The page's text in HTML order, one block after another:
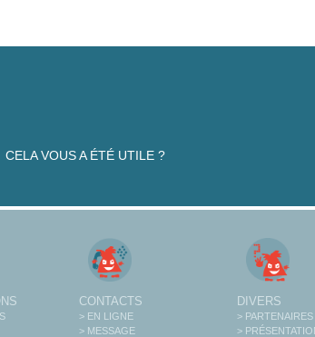
CELA VOUS A ÉTÉ UTILE ?
CONTACTS
> EN LIGNE
> MESSAGE
DIVERS
> PARTENAIRES
>